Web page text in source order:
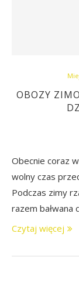
OBOZY
Obecnie coraz
wolny czas
Podczas zimy
razem
Czytaj więcej